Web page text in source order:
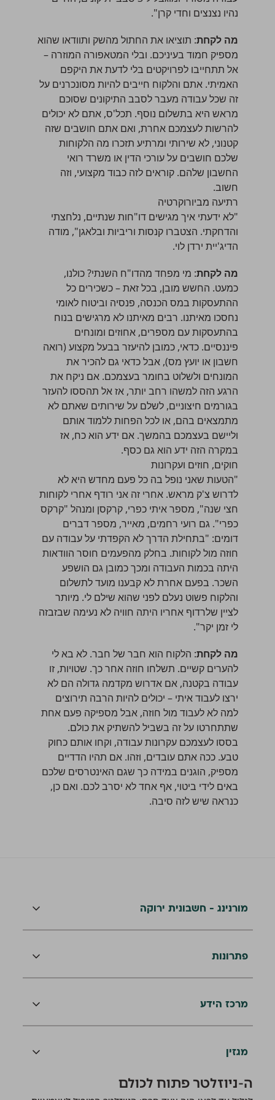
נהיו נצנצים וחדי קרן".
מה לקחת: תוציאו את החתול מהשק ותוודאו שהוא
מספיק חמוד בעיניכם. ובלי המטאפורה המוזרה –
אל תתחייבו לפרויקטים בלי לדעת את היקפם
האמיתי. אתם והלקוח חייבים להיות מסונכרנים על
זה שכל עבודה מעבר לסבב התיקונים שסוכם
מראש היא בתשלום נוסף. תכל'ס, אתם לא יכולים
להרשות לעצמכם אחרת, ואם אתם חושבים שזה
קטנוני, לא שירותי ומרתיע תזכרו מה הלקוחות
שלכם חושבים על עורכי הדין או משרד רואי
החשבון שלהם. קוראים לזה כבוד מקצועי, וזה
חשוב.
רתיעה מביורוקרטיה
"לא ידעתי איך מגישים דו"חות שנתיים, נלחצתי
והדחקתי. הצטברו קנסות וריביות ובלאגן", מודה
הדיג'יית ירדן לוי.
מה לקחת: מי מפחד מהדו"ח השנתי? כולנו,
כמעט. החשש מובן, בכל זאת – כשכירים כל
ההתעסקות במס הכנסה, פנסיה וביטוח לאומי
נחסכו מאיתנו. רבים מאיתנו לא מרגישים בנוח
בהתעסקות עם מספרים, אחוזים ומונחים
פיננסיים. כדאי, כמובן להיעזר בבעל מקצוע (רואה
חשבון או יועץ מס), אבל כדאי גם להכיר את
המונחים ולשלוט בחומר בעצמכם. אם ניקח את
הרגע הזה למשהו רחב יותר, אז אל תהססו להעזר
בגורמים חיצוניים, לשלם על שירותים שאתם לא
מתמצאים בהם, או לכל הפחות ללמוד אותם
וליישם בעצמכם בהמשך. אם ידע הוא כח, אז
במקרה הזה ידע הוא גם כסף.
חוקים, חוזים ועקרונות
"הטעות שאני נופל בה כל פעם מחדש היא לא
לדרוש צ'ק מראש. אחרי זה אני רודף אחרי לקוחות
חצי שנה", מספר איתי כפרי, קרקסן ומנהל "קרקס
כפרי". גם רועי רחמים, מאייר, מספר דברים
דומים: "בתחילת הדרך לא הקפדתי על עבודה עם
חוזה מול לקוחות. בחלק מהפעמים חוסר הוודאות
היתה בכמות העבודה ומכך כמובן גם הושפע
השכר. בפעם אחרת לא קבענו מועד לתשלום
והלקוח פשוט נעלם לפני שהוא שילם לי. מיותר
לציין שלרדוף אחריו היתה חוויה לא נעימה שבזבזה
לי זמן יקר".
מה לקחת: הלקוח הוא חבר של חבר. לא בא לי
להערים קשיים. תשלחו חוזה אחר כך. שטויות, זו
עבודה בקטנה, אם אדרוש מקדמה גדולה הם לא
ירצו לעבוד איתי – יכולים להיות הרבה תירוצים
למה לא לעבוד מול חוזה, אבל מספיקה פעם אחת
שתתחרטו על זה בשביל להשתיק את כולם.
בססו לעצמכם עקרונות עבודה, וקחו אותם כחוק
טבע. ככה אתם עובדים, וזהו. אם תהיו הדדיים
מספיק, הוגנים במידה כך שגם האינטרסים שלכם
באים לידי ביטוי, אף אחד לא יסרב לכם. ואם כן,
כנראה שיש לזה סיבה.
מורנינג - חשבונית ירוקה
פתרונות
מרכז הידע
מגזין
ה-ניוזלטר פתוח לכולם